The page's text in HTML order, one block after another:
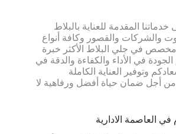
المقدمة للعناية بالبلاط
والشركات والقصور وكافة أنواع
مخصص في جلي البلاط الأكثر خبرة
في الأداء والكفاءة والدقة في
وتوفير العناية الكاملة
أجل ضمان حياة أفضل ورفاهية لا
العاصمة الادارية